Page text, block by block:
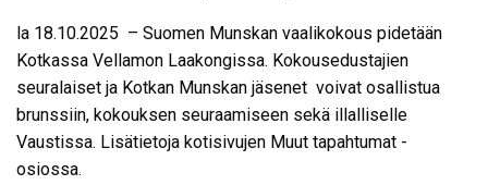
la 18.10.2025 – Suomen Munskan vaalikokous pidetään
Kotkassa Vellamon Laakongissa. Kokousedustajien
seuralaiset ja Kotkan Munskan jäsenet voivat osallistua
brunssiin, kokouksen seuraamiseen sekä illalliselle
Vaustissa. Lisätietoja kotisivujen Muut tapahtumat -
osiossa.